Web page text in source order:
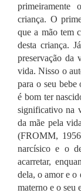
primeiramente
criança. O
que a mão tem
desta criança.
preservação da
vida.Nisso o
para o seu
é bom ter
significativo na
da mãe pela
(FROMM,
narcísico e o
acarretar,
dela, o amor e o
materno e o seu